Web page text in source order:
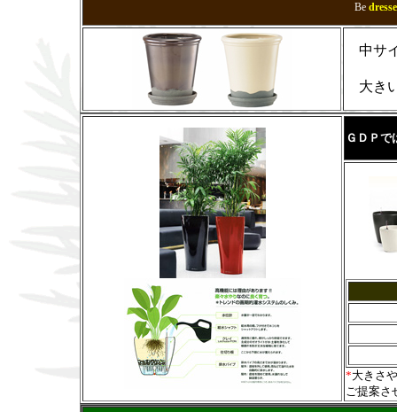
Be
中サ
大き
ＧＤＰで
*大きさ
ご提案さ